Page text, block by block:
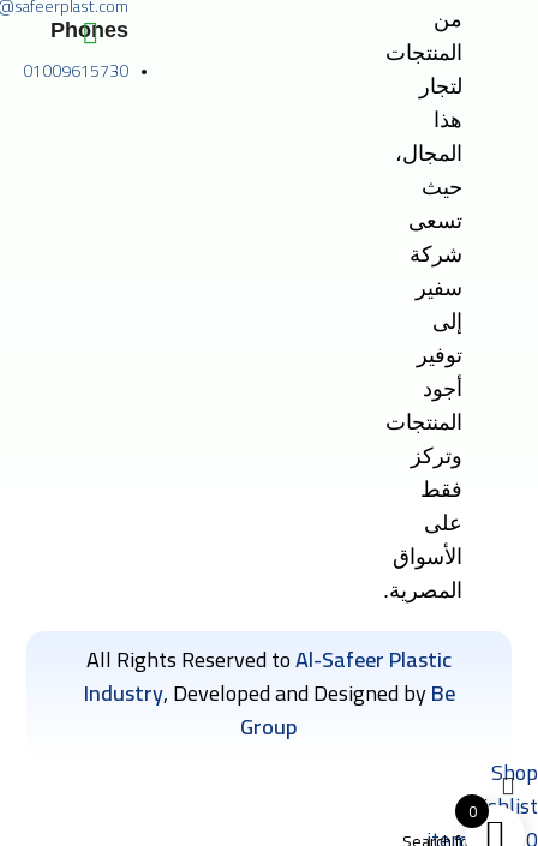
من
المنتجات
لتجار
هذا
المجال،
حيث
تسعى
شركة
سفير
إلى
توفير
أجود
المنتجات
وتركز
فقط
على
الأسواق
المصرية.
Phones
01009615730
All Rights Reserved toAl-Safeer Plastic
Industry, Developed and Designed byBe
Group
0
Shop
Wishlist